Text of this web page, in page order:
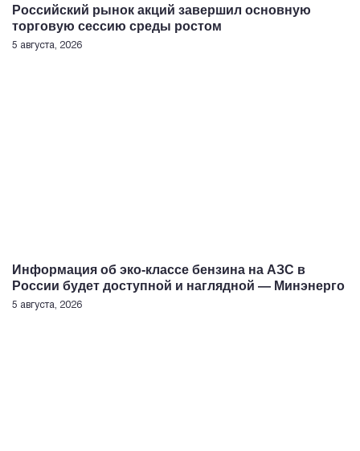
Российский рынок акций завершил основную
торговую сессию среды ростом
5 августа, 2026
Информация об эко-классе бензина на АЗС в
России будет доступной и наглядной — Минэнерго
5 августа, 2026